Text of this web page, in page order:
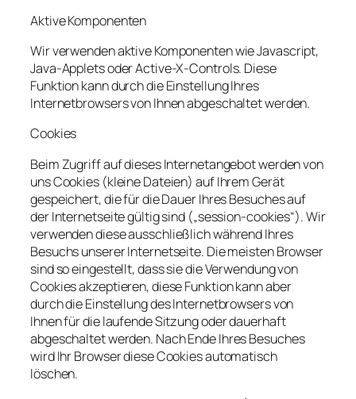
Aktive Komponenten
Wir verwenden aktive Komponenten wie Javascript,
Java-Applets oder Active-X-Controls. Diese
Funktion kann durch die Einstellung Ihres
Internetbrowsers von Ihnen abgeschaltet werden.
Cookies
Beim Zugriff auf dieses Internetangebot werden von
uns Cookies (kleine Dateien) auf Ihrem Gerät
gespeichert, die für die Dauer Ihres Besuches auf
der Internetseite gültig sind („session-cookies“). Wir
verwenden diese ausschließlich während Ihres
Besuchs unserer Internetseite. Die meisten Browser
sind so eingestellt, dass sie die Verwendung von
Cookies akzeptieren, diese Funktion kann aber
durch die Einstellung des Internetbrowsers von
Ihnen für die laufende Sitzung oder dauerhaft
abgeschaltet werden. Nach Ende Ihres Besuches
wird Ihr Browser diese Cookies automatisch
löschen.